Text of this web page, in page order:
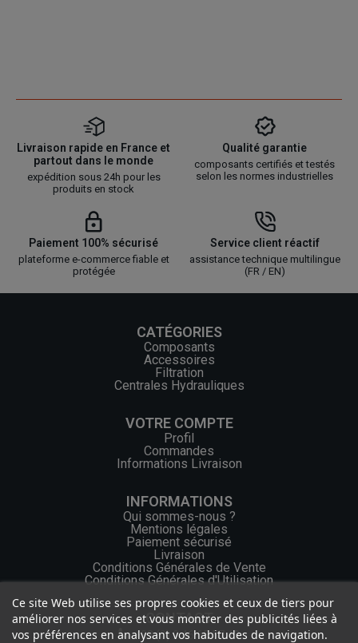
Livraison rapide en France et
partout dans le monde
expédition sous 24h pour les
produits en stock
Qualité garantie
composants certifiés et testés
selon les normes industrielles
Paiement 100% sécurisé
plateforme e-commerce fiable et
protégée
Service client réactif
assistance technique multilingue
(FR / EN)
CATÉGORIES
Composants
Accessoires
Filtration
Centrales Hydrauliques
VOTRE COMPTE
Profil
Commandes
Informations Livraison
INFORMATIONS
Qui sommes-nous ?
Mentions légales
Paiement sécurisé
Livraison
Conditions Générales de Vente
Conditions Générales d'Utilisation
CONTACT
+33 (0) 2 46 65 57 43
Ce site Web utilise ses propres cookies et ceux de tiers pour
améliorer nos services et vous montrer des publicités liées à
vos préférences en analysant vos habitudes de navigation.